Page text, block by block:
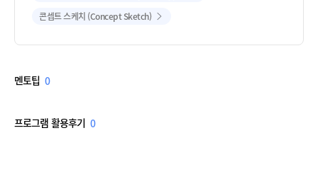
콘셉트 스케치 (Concept Sketch)
멘토팁 0
프로그램 활용후기 0